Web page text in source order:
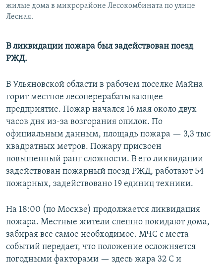
жилые дома в микрорайоне Лесокомбината по улице
Лесная.
В ликвидации пожара был задействован поезд
РЖД.
В Ульяновской области в рабочем поселке Майна
горит местное лесоперерабатывающее
предприятие. Пожар начался 16 мая около двух
часов дня из-за возгорания опилок. По
официальным данным, площадь пожара — 3,3 тыс
квадратных метров. Пожару присвоен
повышенный ранг сложности. В его ликвидации
задействован пожарный поезд РЖД, работают 54
пожарных, задействовано 19 единиц техники.
На 18:00 (по Москве) продолжается ликвидация
пожара. Местные жители спешно покидают дома,
забирая все самое необходимое. МЧС с места
событий передает, что положение осложняется
погодными факторами — здесь жара 32 С и